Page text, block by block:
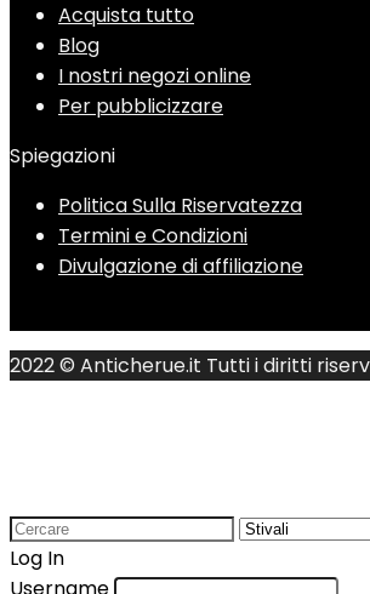
Acquista tutto
Blog
I nostri negozi online
Per pubblicizzare
Spiegazioni
Politica Sulla Riservatezza
Termini e Condizioni
Divulgazione di affiliazione
2022 © Anticherue.it Tutti i diritti
Search
for:
Log In